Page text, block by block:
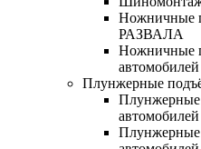
Ножничные
РАЗВАЛА
Ножничные
автомобилей
Плунжерные
Плунжерные
автомобилей
Плунжерные